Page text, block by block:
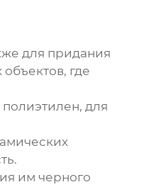
для придания
где
для
им черного